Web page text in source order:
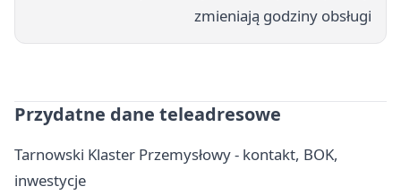
zmieniają godziny obsługi
Przydatne dane teleadresowe
Tarnowski Klaster Przemysłowy - kontakt, BOK,
inwestycje